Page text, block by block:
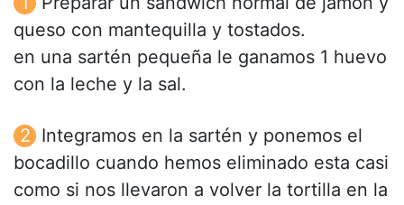
queso con mantequilla y tostados.
en una sartén pequeña le ganamos 1 huevo
con la leche y la sal.
Integramos en la sartén y ponemos el
bocadillo cuando hemos eliminado esta casi
como si nos llevaron a volver la tortilla en la